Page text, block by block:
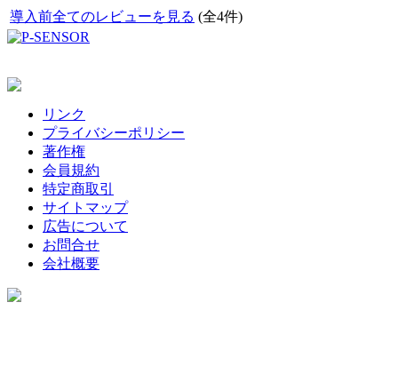
導入前全てのレビューを見る (全4件)
リンク
プライバシーポリシー
著作権
会員規約
特定商取引
サイトマップ
広告について
お問合せ
会社概要